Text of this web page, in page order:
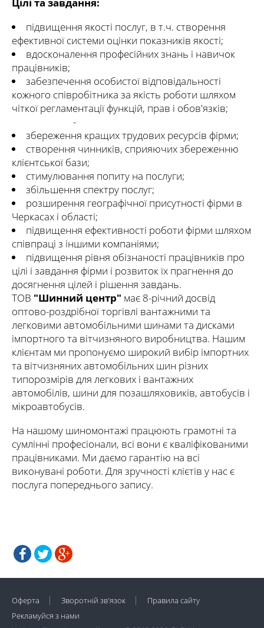
підвищення якості послуг, в т.ч. створення
ефективної системи оцінки показників якості;
вдосконалення професійних знань і навичок
працівників;
забезпечення особистої відповідальності
кожного співробітника за якість роботи шляхом
чіткої регламентації функцій, прав і обов'язків;
-
збереження кращих трудових ресурсів фірми;
створення чинників, сприяючих збереженню
клієнтської бази;
стимулювання попиту на послуги;
збільшення спектру послуг;
розширення географічної присутності фірми в
Черкасах і області;
підвищення ефективності роботи фірми шляхом
співпраці з іншими компаніями;
підвищення рівня обізнаності працівників про
цілі і завдання фірми і розвиток їх прагнення до
досягнення цілей і рішення завдань.
ТОВ "Шинний центр" має 8-річний досвід
оптово-роздрібної торгівлі вантажними та
легковими автомобільними шинами та дисками
імпортного та вітчизняного виробництва. Нашим
клієнтам ми пропонуємо широкий вибір імпортних
та вітчизняних автомобільних шин різних
типорозмірів для легкових і вантажних
автомобілів, шини для позашляховиків, автобусів і
мікроавтобусів.
На нашому шиномонтажі працюють грамотні та
сумлінні професіонали, всі вони є кваліфікованими
працівниками. Ми даємо гарантію на всі
виконувані роботи. Для зручності клієтів у нас є
послуга попереднього запису.
Оферта Зворотній зв'язок
Правила сайту
Рекламуйся з нами